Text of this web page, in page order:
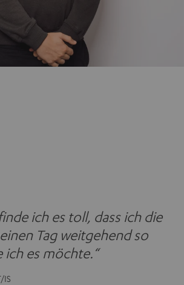
ich es toll, dass ich die
Tag weitgehend so
ich es möchte.“
IS